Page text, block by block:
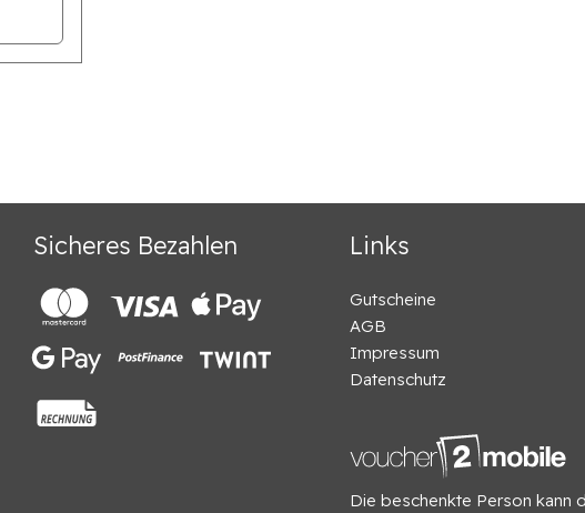
Sicheres Bezahlen Links
Gutscheine
AGB
Impressum
Datenschutz
Die beschenkte Person kann